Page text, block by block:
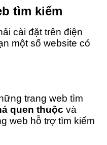
tìm kiếm
cài đặt trên điện
một số website có
trang web tìm
quen thuộc và
web hỗ trợ tìm kiếm